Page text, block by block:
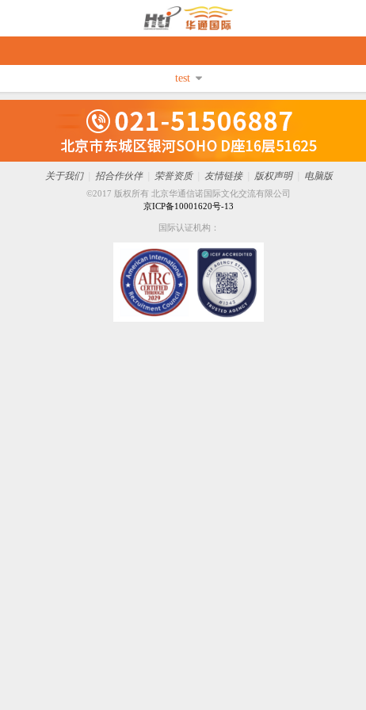
test
关于我们 招合作伙伴 荣誉资质 友情链接 版权声明 电脑版
©2017 版权所有 北京华通信诺国际文化交流有限公司
京ICP备10001620号-13
国际认证机构：